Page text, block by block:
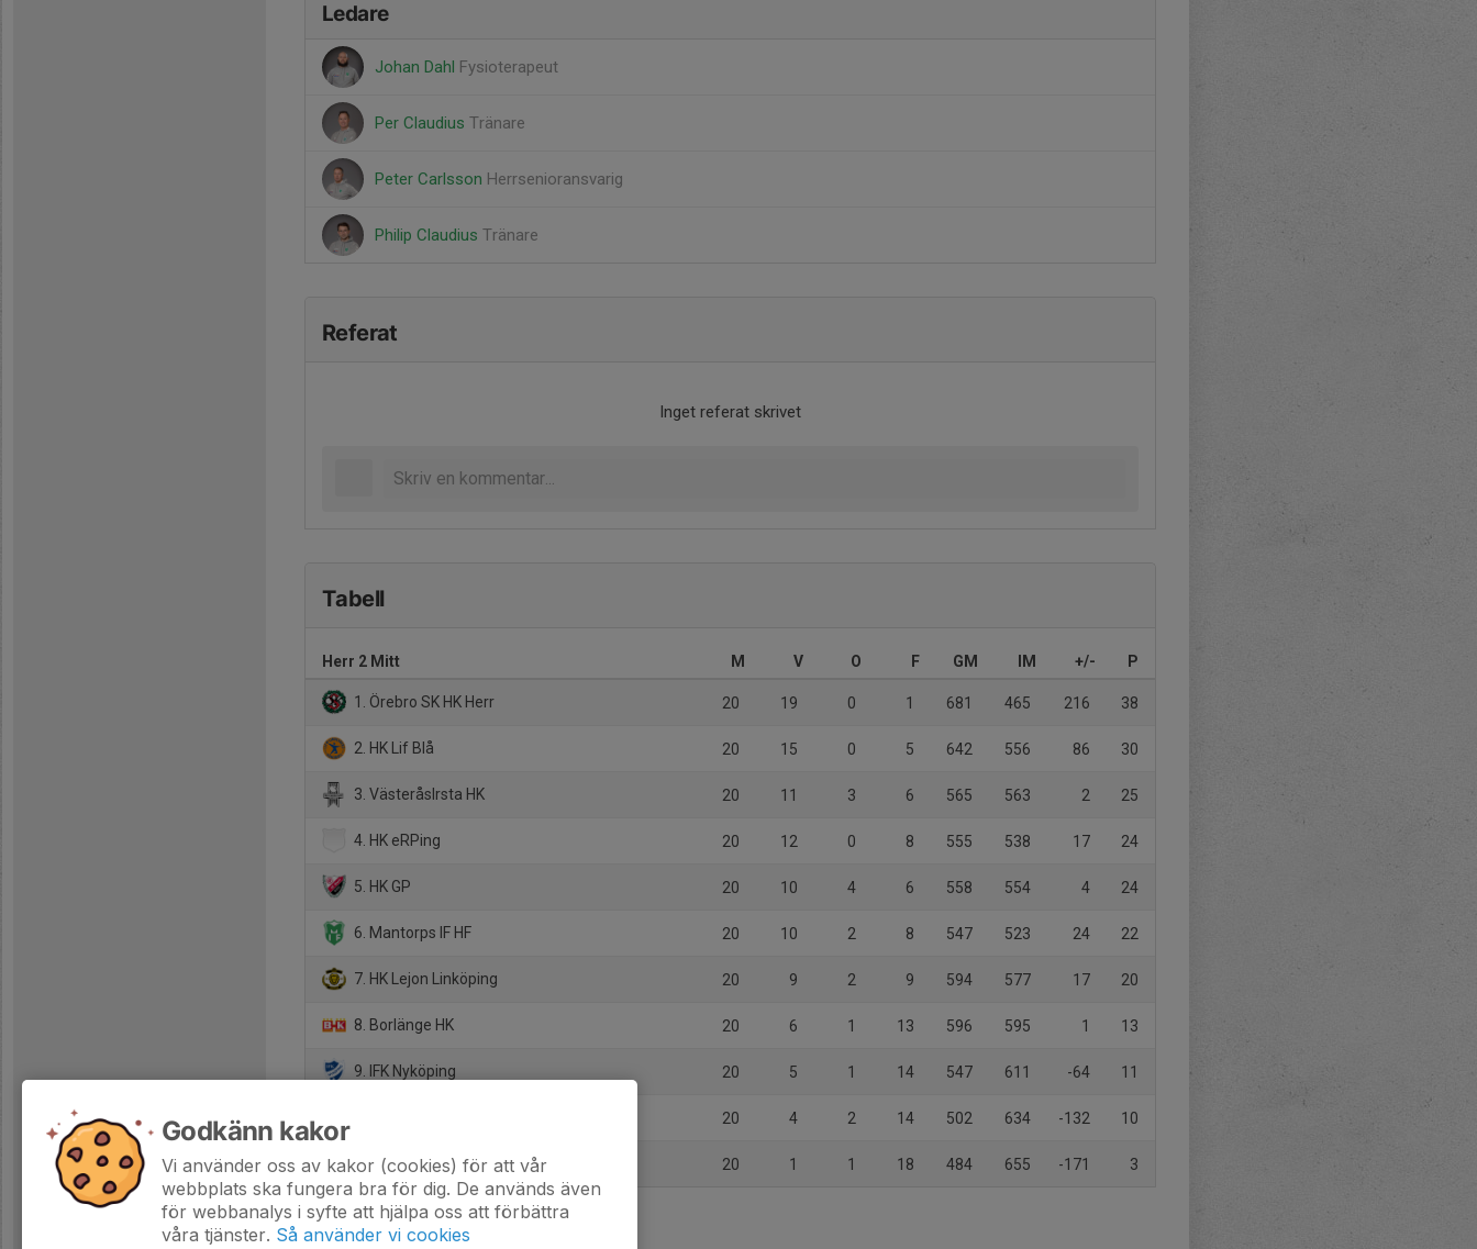
Ledare
Johan Dahl Fysioterapeut
Per Claudius Tränare
Peter Carlsson Herrsenioransvarig
Philip Claudius Tränare
Referat
Inget referat skrivet
Tabell
Herr 2 Mitt M V O F GM IM +/- P
1. Örebro SK HK Herr 20 19 0 1 681 465 216 38
2. HK Lif Blå 20 15 0 5 642 556 86 30
3. VästeråsIrsta HK 20 11 3 6 565 563 2 25
4. HK eRPing 20 12 0 8 555 538 17 24
5. HK GP 20 10 4 6 558 554 4 24
6. Mantorps IF HF 20 10 2 8 547 523 24 22
7. HK Lejon Linköping 20 9 2 9 594 577 17 20
8. Borlänge HK 20 6 1 13 596 595 1 13
9. IFK Nyköping 20 5 1 14 547 611 -64 11
20 4 2 14 502 634 -132 10
11. Ludvika HF 20 1 1 18 484 655 -171 3
Godkänn kakor
Vi använder oss av kakor (cookies) för att vår
webbplats ska fungera bra för dig. De används även
för webbanalys i syfte att hjälpa oss att förbättra
våra tjänster. Så använder vi cookies